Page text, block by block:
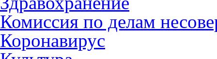
Комиссия по делам
Коронавирус